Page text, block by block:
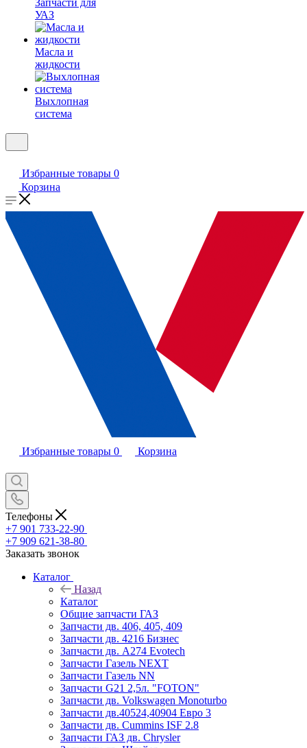
Запчасти для
УАЗ
Масла и
жидкости
Выхлопная
система
Избранные товары 0
Корзина
Избранные товары 0 Корзина
Телефоны
+7 901 733-22-90
+7 909 621-38-80
Заказать звонок
Каталог
Назад
Каталог
Общие запчасти ГАЗ
Запчасти дв. 406, 405, 409
Запчасти дв. 4216 Бизнес
Запчасти дв. A274 Evotech
Запчасти Газель NEXT
Запчасти Газель NN
Запчасти G21 2,5л. "FOTON"
Запчасти дв. Volkswagen Monoturbo
Запчасти дв.40524,40904 Евро 3
Запчасти дв. Cummins ISF 2.8
Запчасти ГАЗ дв. Chrysler